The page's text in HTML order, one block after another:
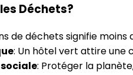
Déchets?
de déchets signifie moins
: Un hôtel vert attire une
: Protéger la